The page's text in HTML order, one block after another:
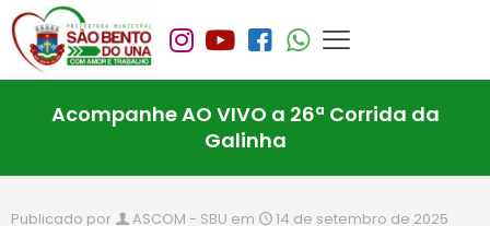
Acompanhe AO VIVO a 26ª Corrida da
Galinha
Publicado por ASCOM - SBU em 14 de setembro de 2025